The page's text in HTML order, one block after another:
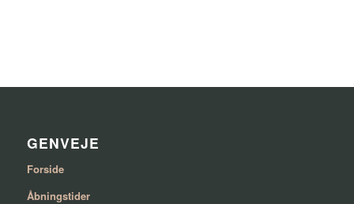
GENVEJE
Forside
Åbningstider